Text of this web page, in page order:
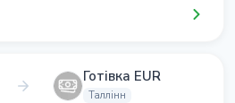
Готівка EUR
Таллінн